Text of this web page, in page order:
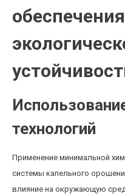
обеспечения
технологий
Применение минимальной
системы капельного
влияние на окружающую